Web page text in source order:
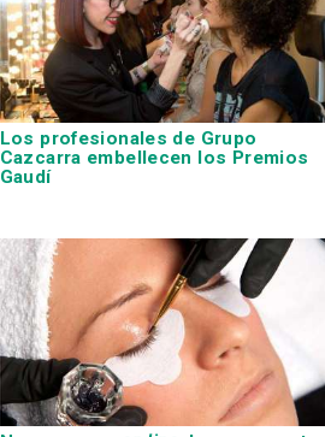
Los profesionales de Grupo
Cazcarra embellecen los Premios
Gaudí